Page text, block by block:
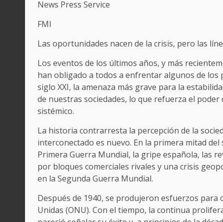
News Press Service
FMI
Las oportunidades nacen de la crisis, pero las
Los eventos de los últimos años, y más
han obligado a todos a enfrentar algunos de
siglo XXI, la amenaza más grave para la
de nuestras sociedades, lo que refuerza el
sistémico.
La historia contrarresta la percepción de la
interconectado es nuevo. En la primera mitad
Primera Guerra Mundial, la gripe española, las
por bloques comerciales rivales y una crisis
en la Segunda Guerra Mundial.
Después de 1940, se produjeron esfuerzos
Unidas (ONU). Con el tiempo, la continua